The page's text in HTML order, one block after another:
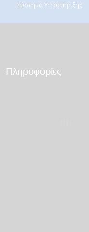
Σύστημα Υποστήριξης
Πληροφορίες